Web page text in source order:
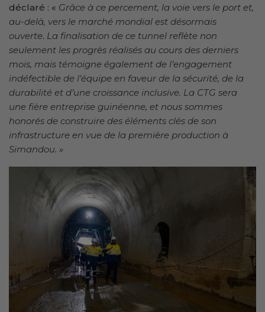
déclaré : « Grâce à ce percement, la voie vers le port et,
au-delà, vers le marché mondial est désormais
ouverte. La finalisation de ce tunnel reflète non
seulement les progrès réalisés au cours des derniers
mois, mais témoigne également de l’engagement
indéfectible de l’équipe en faveur de la sécurité, de la
durabilité et d’une croissance inclusive. La CTG sera
une fière entreprise guinéenne, et nous sommes
honorés de construire des éléments clés de son
infrastructure en vue de la première production à
Simandou. »